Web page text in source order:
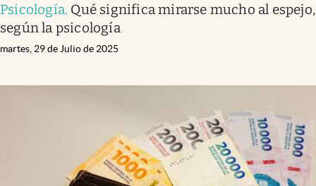
Psicología. Qué significa mirarse mucho al espejo,
según la psicología
martes, 29 de Julio de 2025